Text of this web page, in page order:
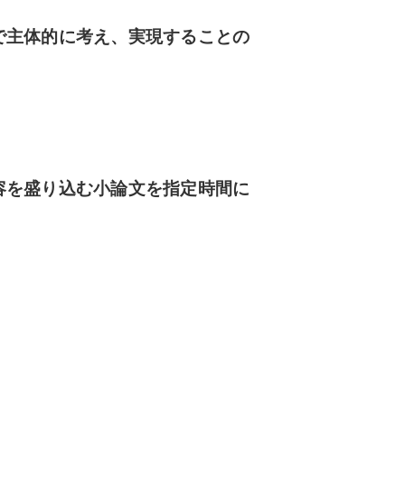
体的に考え、 実現することの
盛り込む小論文を指定時間に